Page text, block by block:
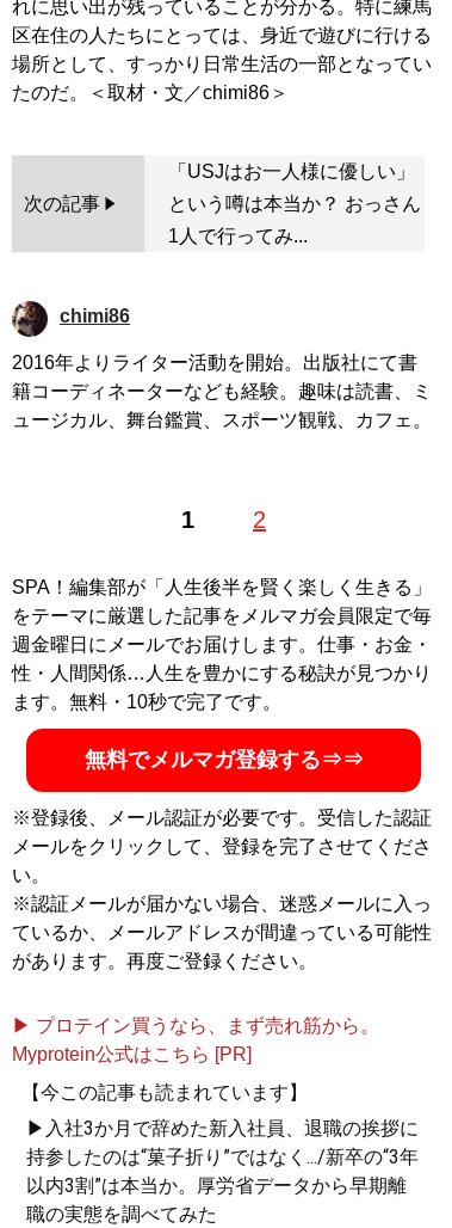
れに思い出が残っていることが分かる。特に練馬
区在住の人たちにとっては、身近で遊びに行ける
場所として、すっかり日常生活の一部となってい
次の記事
「USJはお一人様に優しい」
という噂は本当か？ おっさん
1人で行ってみ...
chimi86
2016年よりライター活動を開始。出版社にて書
籍コーディネーターなども経験。趣味は読書、ミ
ュージカル、舞台鑑賞、スポーツ観戦、カフェ。
1 2
SPA！編集部が「人生後半を賢く楽しく生きる」
をテーマに厳選した記事をメルマガ会員限定で毎
週金曜日にメールでお届けします。仕事・お金・
性・人間関係…人生を豊かにする秘訣が見つかり
ます。無料・10秒で完了です。
無料でメルマガ登録する⇒⇒
※登録後、メール認証が必要です。受信した認証
メールをクリックして、登録を完了させてくださ
い。
※認証メールが届かない場合、迷惑メールに入っ
ているか、メールアドレスが間違っている可能性
があります。再度ご登録ください。
▶ プロテイン買うなら、まず売れ筋から。
Myprotein公式はこちら [PR]
【今この記事も読まれています】
▶入社3か月で辞めた新入社員、退職の挨拶に
持参したのは“菓子折り”ではなく.../新卒の“3年
以内3割”は本当か。厚労省データから早期離
職の実態を調べてみた